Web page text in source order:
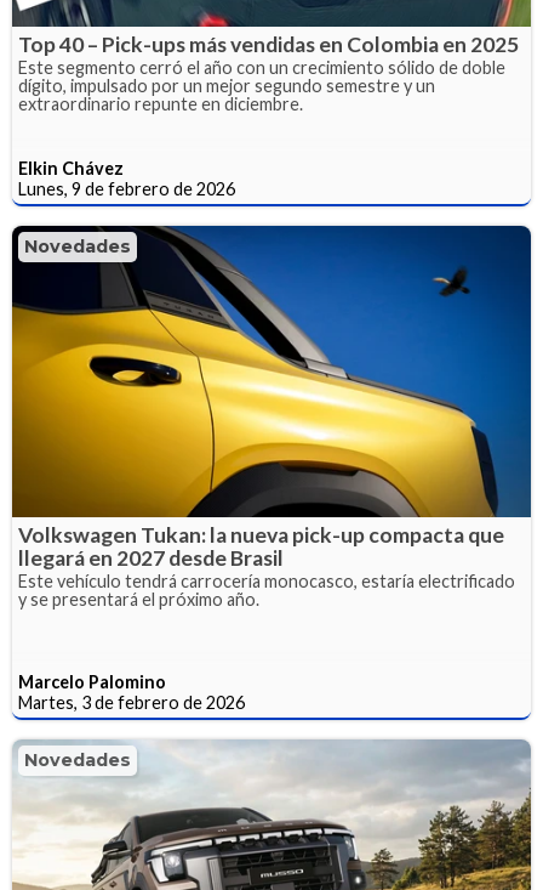
Top 40 – Pick-ups más vendidas en Colombia en 2025
Este segmento cerró el año con un crecimiento sólido de doble
dígito, impulsado por un mejor segundo semestre y un
extraordinario repunte en diciembre.
Elkin Chávez
Lunes, 9 de febrero de 2026
Novedades
Volkswagen Tukan: la nueva pick-up compacta que
llegará en 2027 desde Brasil
Este vehículo tendrá carrocería monocasco, estaría electrificado
y se presentará el próximo año.
Marcelo Palomino
Martes, 3 de febrero de 2026
Novedades